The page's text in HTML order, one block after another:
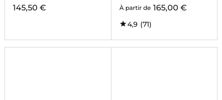
145,50 € À partir de 165,00 €
4,9 (71)